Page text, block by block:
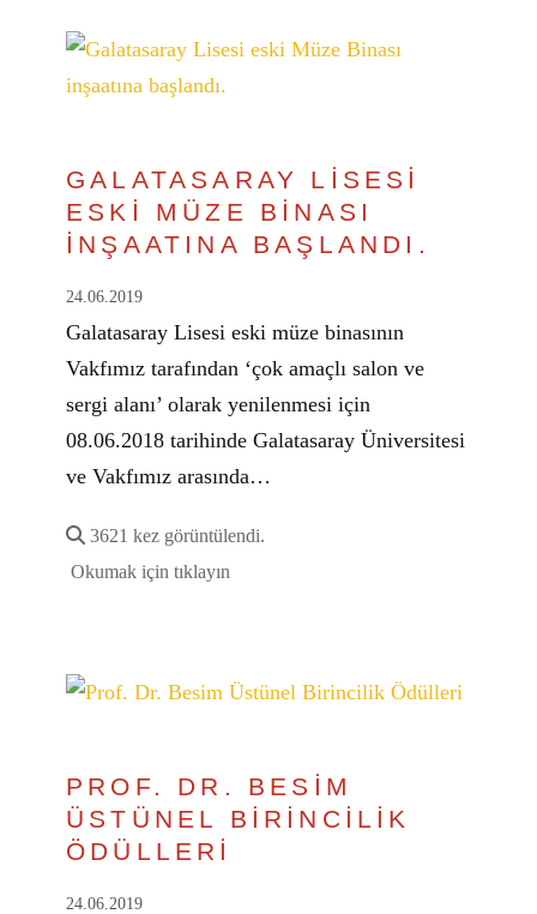
GALATASARAY LİSESİ
ESKİ MÜZE BİNASI
İNŞAATINA BAŞLANDI.
24.06.2019
Galatasaray Lisesi eski müze binasının
Vakfımız tarafından ‘çok amaçlı salon ve
sergi alanı’ olarak yenilenmesi için
08.06.2018 tarihinde Galatasaray Üniversitesi
ve Vakfımız arasında…
3621 kez görüntülendi.
Okumak için tıklayın
PROF. DR. BESİM
ÜSTÜNEL BİRİNCİLİK
ÖDÜLLERİ
24.06.2019